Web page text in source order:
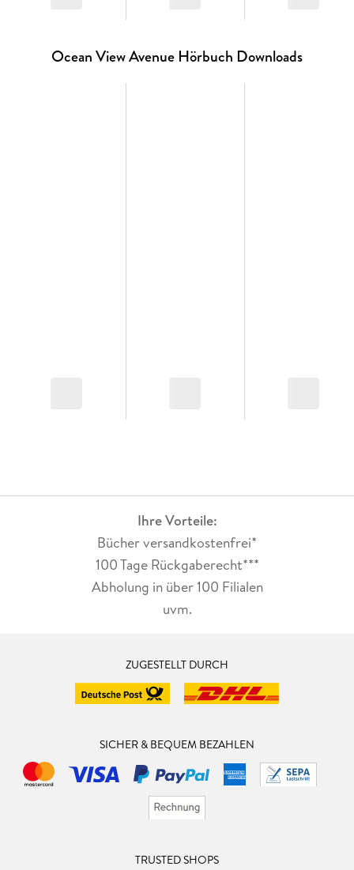
Ocean View Avenue Hörbuch Downloads
Ihre Vorteile:
Bücher versandkostenfrei*
100 Tage Rückgaberecht***
Abholung in über 100 Filialen
uvm.
ZUGESTELLT DURCH
SICHER & BEQUEM BEZAHLEN
TRUSTED SHOPS